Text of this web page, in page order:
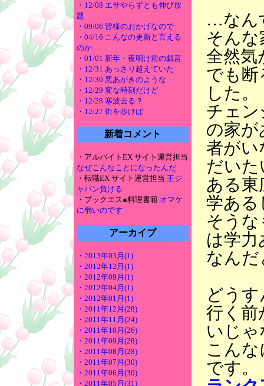
・12/08 エサやらずとも伸び放
題
・09/06 皆様のおかげなので
・04/16 こんなの更新と言える
のか
・01/01 新年・夜明け前の戯言
・12/31 あっさり超えていた
・12/30 悪あがきのような
・12/29 変な時刻だけど
・12/28 寒波去る？
・12/27 街を歩けば
新着コメント
・アルバイトEX サイト運営担当
なぜこんなことになったんだ
・転職EX サイト運営担当 王ジ
ャパン負ける
・ブックエス●料理書籍 オマケ
に弱いのです
アーカイブ
・2013年03月(1)
・2012年12月(1)
・2012年09月(1)
・2012年04月(1)
・2012年01月(1)
・2011年12月(28)
・2011年11月(24)
・2011年10月(26)
・2011年09月(28)
・2011年08月(28)
・2011年07月(30)
・2011年06月(30)
・2011年05月(31)
…なん
そん
全然気
でも断
した。
チェン
の家が
者がい
だいた
ある東
学あ
そう
は学
なんだ
どう
行く前
いじ
こん
です。